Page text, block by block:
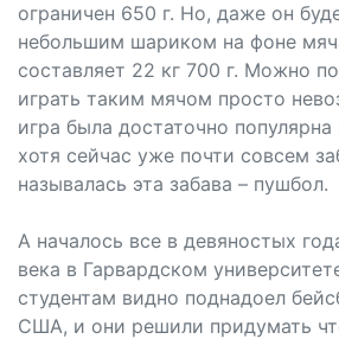
ограничен 650 г. Но, даже он
небольшим шариком на фоне
составляет 22 кг 700 г. Можно
играть таким мячом просто
игра была достаточно популярна
хотя сейчас уже почти совсем
называлась эта забава – пушбол.
А началось все в девяностых
века в Гарвардском
студентам видно поднадоел
США, и они решили придумать